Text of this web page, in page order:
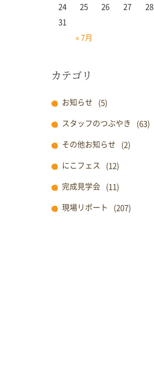
« 7月
24
25 26 27 28
31
カテゴリ
お知らせ (5)
スタッフのつぶやき
(63)
その他お知らせ (2)
にこフェス (12)
完成見学会 (11)
現場リポート
(207)